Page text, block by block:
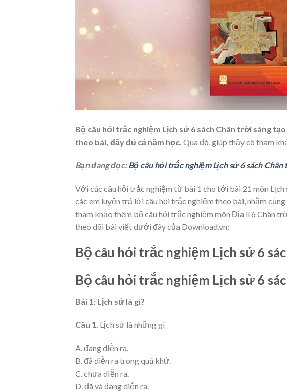
Bộ câu hỏi trắc nghiệm Lịch sử 6 sách Chân trời sáng
theo bài, đầy đủ cả năm học. Qua đó, giúp thầy cô tham
Bạn đang đọc:Bộ câu hỏi trắc nghiệm Lịch sử 6 sách
Với các câu hỏi trắc nghiệm từ bài 1 cho tới bài 21 môn
các em luyện trả lời câu hỏi trắc nghiệm theo bài, nhằm
tham khảo thêm bộ câu hỏi trắc nghiệm môn Địa lí 6 Chân
theo dõi bài viết dưới đây của Download.vn:
Bộ câu hỏi trắc nghiệm Lịch sử 6
Bộ câu hỏi trắc nghiệm Lịch sử 6
Bài 1: Lịch sử là gì?
Câu 1. Lịch sử là những gì
A. đang diễn ra.
B. đã diễn ra trong quá khứ.
C. chưa diễn ra.
D. đã và đang diễn ra.